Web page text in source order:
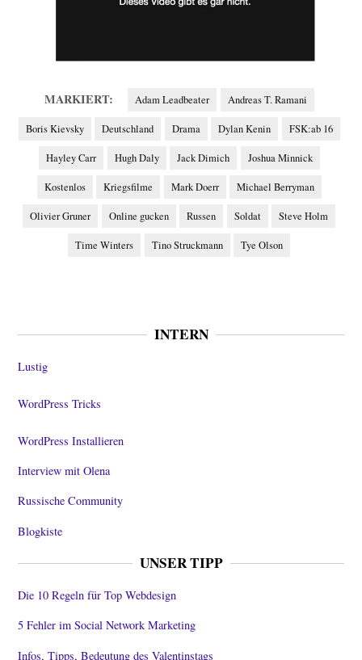
MARKIERT: Adam Leadbeater Andreas T. Ramani
Boris Kievsky Deutschland Drama Dylan Kenin FSK:ab 16
Hayley Carr Hugh Daly Jack Dimich Joshua Minnick
Kostenlos Kriegsfilme Mark Doerr Michael Berryman
Olivier Gruner Online gucken Russen Soldat Steve Holm
Time Winters Tino Struckmann Tye Olson
INTERN
Lustig
WordPress Tricks
WordPress Installieren
Interview mit Olena
Russische Community
Blogkiste
UNSER TIPP
Die 10 Regeln für Top Webdesign
5 Fehler im Social Network Marketing
Infos, Tipps, Bedeutung des Valentinstags